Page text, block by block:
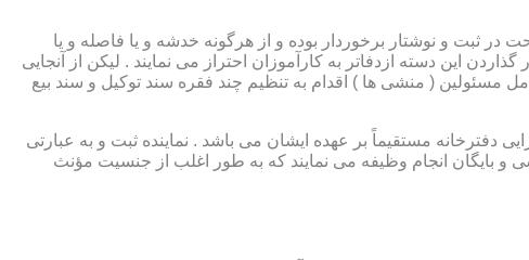
ثبت و نوشتار برخوردار بوده و از هرگونه خدشه و یا فاصله و یا
این دسته ازدفاتر به کارآموزان احتراز می نمایند . لیکن از آنجایی
مسئولین ( منشی ها ) اقدام به تنظیم چند فقره سند توکیل و سند بیع
دفترخانه مستقیماً بر عهده ایشان می باشد . نماینده ثبت و به عبارتی
و بایگان انجام وظیفه می نمایند که به طور اغلب از جنسیت مؤنث